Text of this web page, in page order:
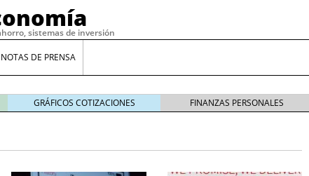
sistemas de inversión
NOTAS DE PRENSA
GRÁFICOS COTIZACIONES FINANZAS PERSONALES